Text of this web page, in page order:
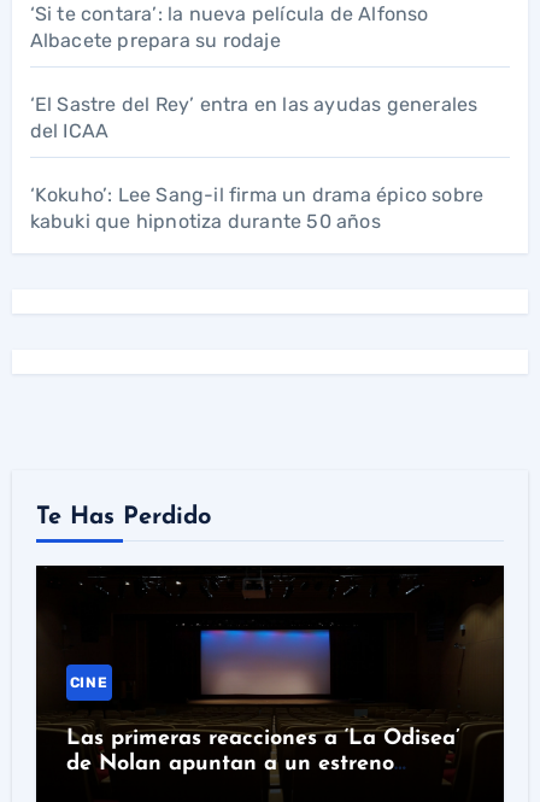
‘Si te contara’: la nueva película de Alfonso
Albacete prepara su rodaje
‘El Sastre del Rey’ entra en las ayudas generales
del ICAA
‘Kokuho’: Lee Sang-il firma un drama épico sobre
kabuki que hipnotiza durante 50 años
Te Has Perdido
CINE
Las primeras reacciones a ‘La Odisea’
de Nolan apuntan a un estreno
histórico